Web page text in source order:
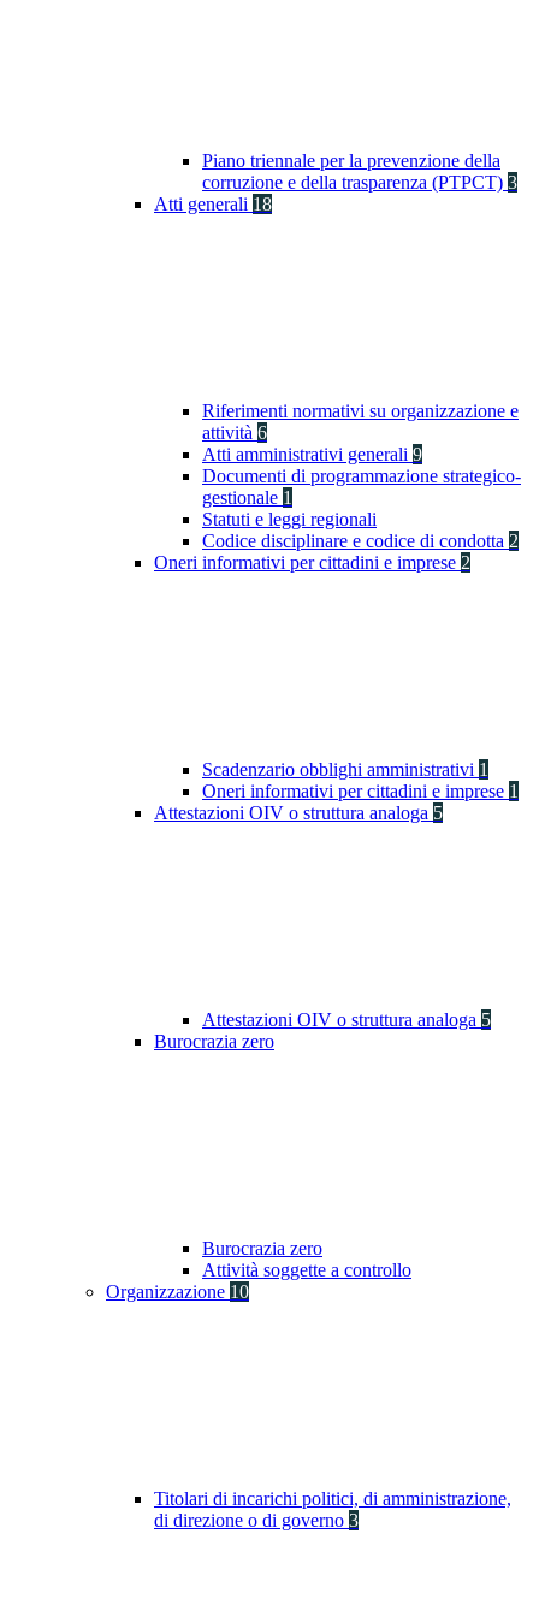
Piano triennale per la prevenzione della
corruzione e della trasparenza (PTPCT) 3
Atti generali 18
Riferimenti normativi su organizzazione e
attività 6
Atti amministrativi generali 9
Documenti di programmazione strategico-
gestionale 1
Statuti e leggi regionali
Codice disciplinare e codice di condotta 2
Oneri informativi per cittadini e imprese 2
Scadenzario obblighi amministrativi 1
Oneri informativi per cittadini e imprese 1
Attestazioni OIV o struttura analoga 5
Attestazioni OIV o struttura analoga 5
Burocrazia zero
Burocrazia zero
Attività soggette a controllo
Organizzazione 10
Titolari di incarichi politici, di amministrazione,
di direzione o di governo 3